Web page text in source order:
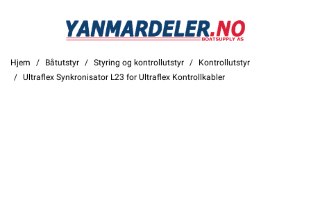
Hjem Båtutstyr Styring og kontrollutstyr
Kontrollutstyr
Ultraflex Synkronisator L23 for Ultraflex Kontrollkabler